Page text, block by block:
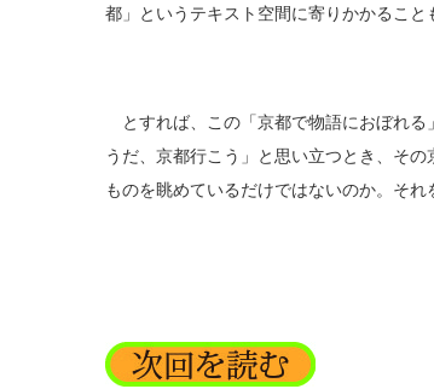
都」というテキスト空間に寄りかかること
とすれば、この「京都で物語におぼれ
うだ、京都行こう」と思い立つとき、そ
ものを眺めているだけではないのか。そ